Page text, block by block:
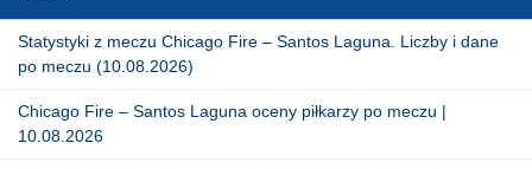
Statystyki z meczu Chicago Fire – Santos Laguna. Liczby i dane
po meczu (10.08.2026)
Chicago Fire – Santos Laguna oceny piłkarzy po meczu |
10.08.2026